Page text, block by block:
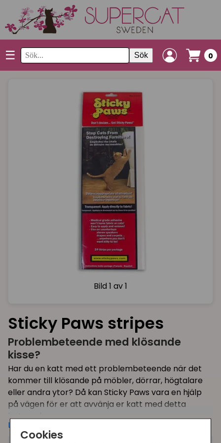
Cookies
☰ Sök 0
Bild 1 av 1
Sticky Paws stripes
Problembeteende med klösande
kisse?
Har du en katt med ett problembeteende när det
kommer till klösande på möbler, dörrar, högtalare
eller andra ytor? Då kan Sticky Paws vara en hjälp
på vägen för er att avvänja er katt med detta
beteende.
Sticky Paws är en transparant klisterremsa som
Läs mer